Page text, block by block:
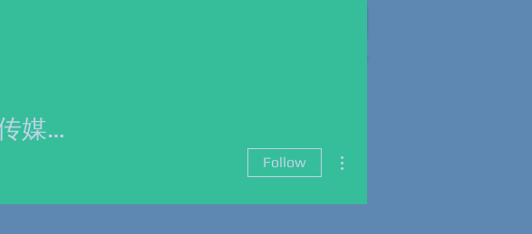
糖心Vlog官网｜糖心视频 · 糖心传媒官方平台
Follow